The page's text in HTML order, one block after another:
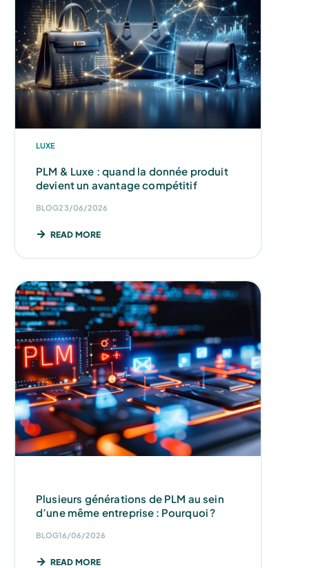
LUXE
PLM & Luxe : quand la donnée produit
devient un avantage compétitif
BLOG23/06/2026
READ MORE
Plusieurs générations de PLM au sein
d’une même entreprise : Pourquoi ?
BLOG16/06/2026
READ MORE